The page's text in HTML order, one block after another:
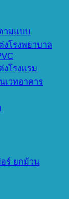
ามแบบ
โรงพยาบาล
โรงแรม
เวทอาคาร
ร์ ยกม้วน